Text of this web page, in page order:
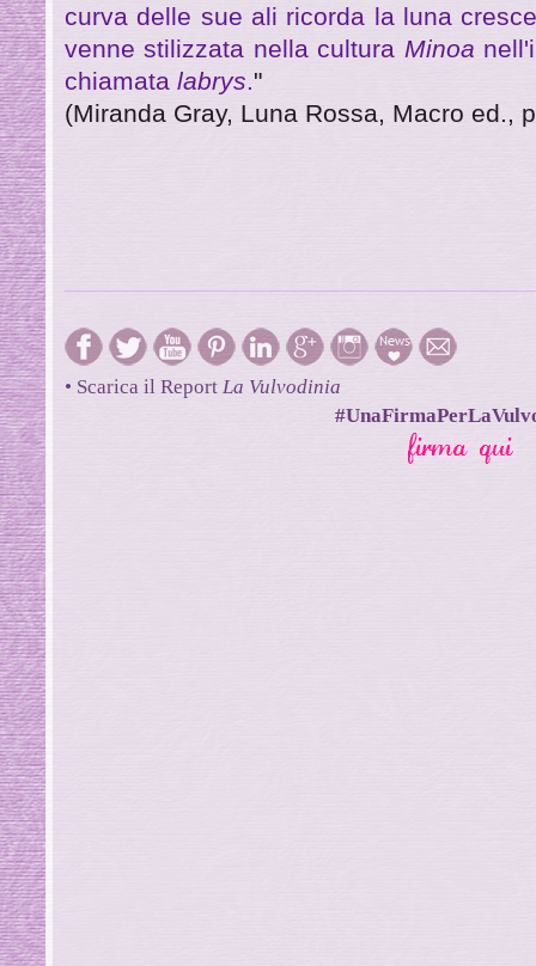
curva delle sue ali ricorda la luna
venne stilizzata nella cultura Minoa
chiamatalabrys."
(Miranda Gray, Luna Rossa, Macro ed.,
• Scarica il Report La Vulvodinia